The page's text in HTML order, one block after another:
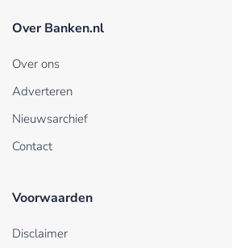
Over Banken.nl
Over ons
Adverteren
Nieuwsarchief
Contact
Voorwaarden
Disclaimer